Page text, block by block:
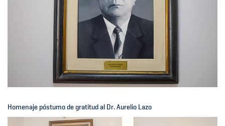
Homenaje póstumo de gratitud al Dr. Aurelio Lazo